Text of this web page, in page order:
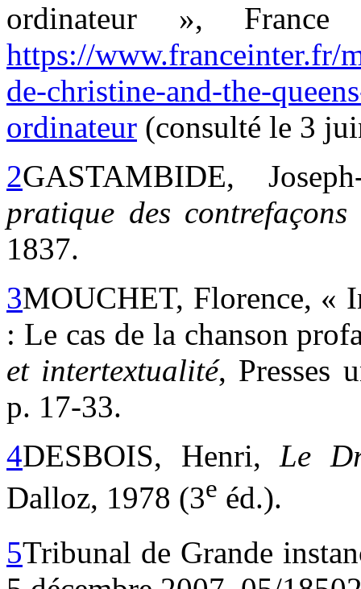
ordinateur »,
https://www.franceinter.fr/
de-christine-and-the-
ordinateur (consulté le 3
2GASTAMBIDE,
pratique des
1837.
3MOUCHET, Florence, «
: Le cas de la chanson
et intertextualité, Presses
p. 17-33.
4DESBOIS, Henri,Le
Dalloz, 1978 (3e éd.).
5Tribunal de Grande